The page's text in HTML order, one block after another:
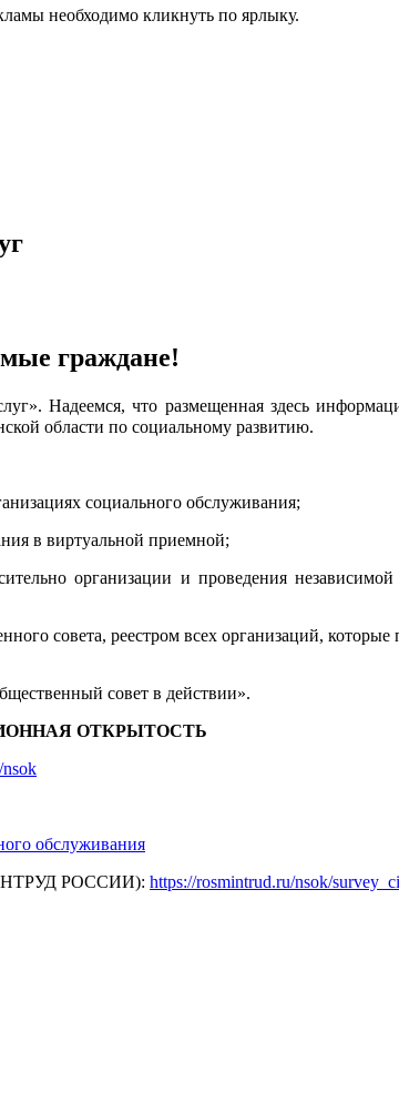
необходимо кликнуть по ярлыку.
граждане!
Надеемся, что размещенная здесь
области по социальному развитию.
социального обслуживания;
в виртуальной приемной;
организации и проведения независимой
совета, реестром всех организаций,
совет в действии».
ОТКРЫТОСТЬ
обслуживания
РОССИИ): https://rosmintrud.ru/nsok/